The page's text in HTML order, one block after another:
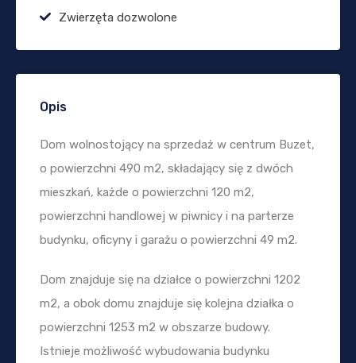
Zwierzęta dozwolone
Opis
Dom wolnostojący na sprzedaż w centrum Buzet,
o powierzchni 490 m2, składający się z dwóch
mieszkań, każde o powierzchni 120 m2,
powierzchni handlowej w piwnicy i na parterze
budynku, oficyny i garażu o powierzchni 49 m2.
Dom znajduje się na działce o powierzchni 1202
m2, a obok domu znajduje się kolejna działka o
powierzchni 1253 m2 w obszarze budowy.
Istnieje możliwość wybudowania budynku